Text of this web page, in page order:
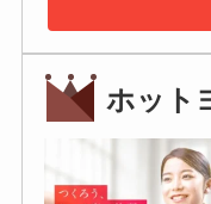
ホット